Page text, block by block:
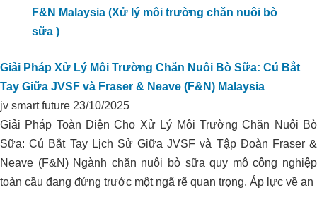
Vissan_Bình Thuận
Giải Pháp Xử Lý Môi Trường Chăn Nuôi Bò Sữa: Cú Bắt
Tay Giữa JVSF và Fraser & Neave (F&N) Malaysia
jv smart future 23/10/2025
Giải Pháp Toàn Diện Cho Xử Lý Môi Trường Chăn Nuôi Bò
Sữa: Cú Bắt Tay Lịch Sử Giữa JVSF và Tập Đoàn Fraser &
Neave (F&N) Ngành chăn nuôi bò sữa quy mô công nghiệp
toàn cầu đang đứng trước một ngã rẽ quan trọng. Áp lực về an